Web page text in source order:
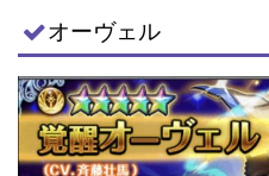
オーヴェル